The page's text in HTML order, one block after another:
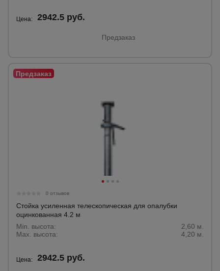
Цена: 2942.5 руб.
Предзаказ
0 отзывов
Стойка усиленная телескопическая для опалубки
оцинкованная 4.2 м
Min. высота:
2,60 м.
Max. высота:
4,20 м.
Цена: 2942.5 руб.